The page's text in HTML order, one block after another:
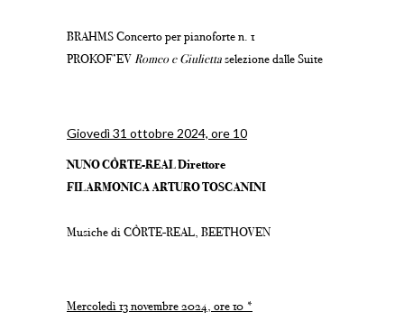
BRAHMS Concerto per pianoforte n. 1
PROKOF’EVRomeo e Giuliettaselezione dalle Suite
Giovedì 31 ottobre 2024, ore 10
NUNO CÔRTE-REAL Direttore
FILARMONICA ARTURO TOSCANINI
Musiche di CÔRTE-REAL, BEETHOVEN
Mercoledì 13 novembre 2024, ore 10 *